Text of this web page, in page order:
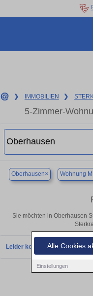
Alle Cookies
Einstellungen
❯ IMMOBILIEN ❯
5-Zimmer-
Oberhausen× Wohnung
Sie möchten in Oberhausen
Leider konnten wir derzeit